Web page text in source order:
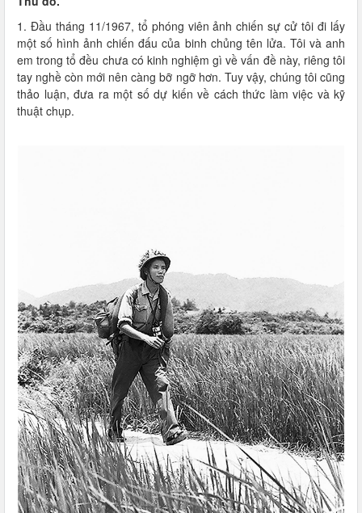
1. Đầu tháng 11/1967, tổ phóng viên ảnh chiến sự cử tôi đi lấy
một số hình ảnh chiến đấu của binh chủng tên lửa. Tôi và anh
em trong tổ đều chưa có kinh nghiệm gì về vấn đề này, riêng tôi
tay nghề còn mới nên càng bỡ ngỡ hơn. Tuy vậy, chúng tôi cũng
thảo luận, đưa ra một số dự kiến ​​về cách thức làm việc và kỹ
thuật chụp.